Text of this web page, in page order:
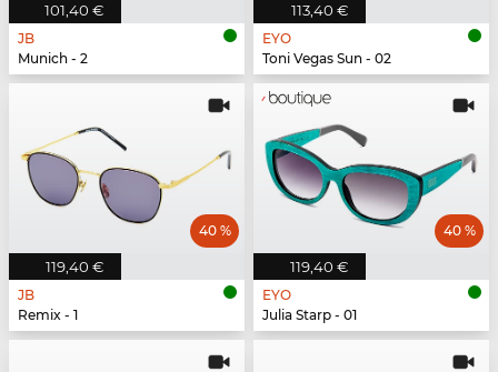
101,40 €
JB
Munich - 2
113,40 €
EYO
Toni Vegas Sun - 02
119,40 €
40 %
JB
Remix - 1
119,40 €
40 %
EYO
Julia Starp - 01